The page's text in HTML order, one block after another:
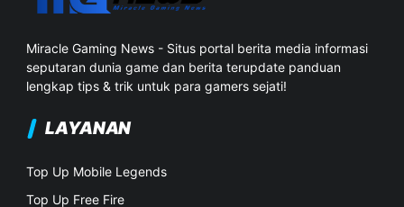
Miracle Gaming News - Situs portal berita media informasi
seputaran dunia game dan berita terupdate panduan
lengkap tips & trik untuk para gamers sejati!
LAYANAN
Top Up Mobile Legends
Top Up Free Fire